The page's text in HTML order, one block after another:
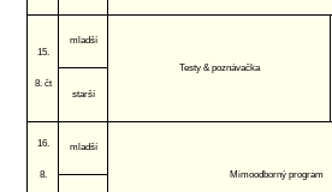
15.
8. čt
mladší
Testy & poznávačka
starší
16.
8.
mladší
Mimoodborný program